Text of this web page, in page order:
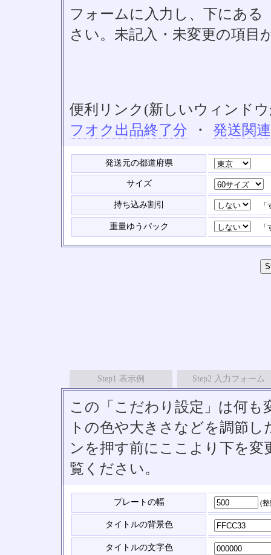
フォームに入力し、下にあ
さい。未記入・未変更の項目
便利リンク(新しいウィンド
フオク出品終了分
・ 発送関
発送元の都道府県
サイズ
持ち込み割引 「
重量ゆうパック 「
Step1 表示例 Step2 入力フォーム
この「こだわり設定」は何
トの色や大きさなどを調節
ンを押す前にここより下を
覧ください。
プレートの幅 (
タイトルの背景色
タイトルの文字色